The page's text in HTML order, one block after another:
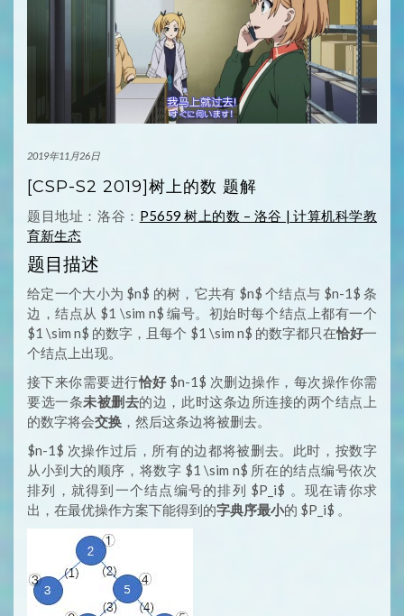
2019年11月26日
[CSP-S2 2019]树上的数 题解
题目地址：洛谷： P5659 树上的数 – 洛谷 | 计算机科学教
育新生态
题目描述
给定一个大小为 $n$ 的树，它共有 $n$ 个结点与 $n-1$ 条
边，结点从 $1 \sim n$ 编号。初始时每个结点上都有一个
$1 \sim n$ 的数字，且每个 $1 \sim n$ 的数字都只在恰好一
个结点上出现。
接下来你需要进行恰好$n-1$ 次删边操作，每次操作你需
要选一条未被删去的边，此时这条边所连接的两个结点上
的数字将会交换 ，然后这条边将被删去。
$n-1$ 次操作过后，所有的边都将被删去。此时，按数字
从小到大的顺序，将数字 $1 \sim n$ 所在的结点编号依次
排列，就得到一个结点编号的排列 $P_i$ ​。现在请你求
出，在最优操作方案下能得到的字典序最小的 $P_i$ ​。